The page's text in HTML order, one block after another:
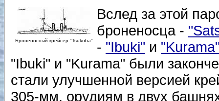
Броненосный крейсер "Tsukuba"
Вслед за этой
броненосца -
- "Ibuki" и
"Ibuki" и "Kurama" были
стали улучшенной версией
305-мм. орудиям в двух